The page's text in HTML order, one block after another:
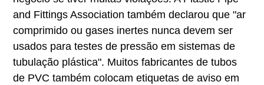
and Fittings Association também declarou que "ar
comprimido ou gases inertes nunca devem ser
usados para testes de pressão em sistemas de
tubulação plástica". Muitos fabricantes de tubos
de PVC também colocam etiquetas de aviso em